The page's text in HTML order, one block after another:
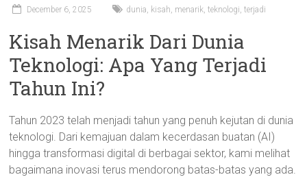
December 6, 2025 dunia, kisah, menarik,teknologi,terjadi
Kisah Menarik Dari Dunia
Teknologi: Apa Yang Terjadi
Tahun Ini?
Tahun 2023 telah menjadi tahun yang penuh kejutan di dunia
teknologi. Dari kemajuan dalam kecerdasan buatan (AI)
hingga transformasi digital di berbagai sektor, kami melihat
bagaimana inovasi terus mendorong batas-batas yang ada.